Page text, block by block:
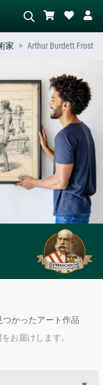
説明してください – 例：
、赤の多い抽象画、暗い
のそばの立ち姿のヌー
ド。
家 Arthur Burdett Frost
つかったアート作品
お届けします。